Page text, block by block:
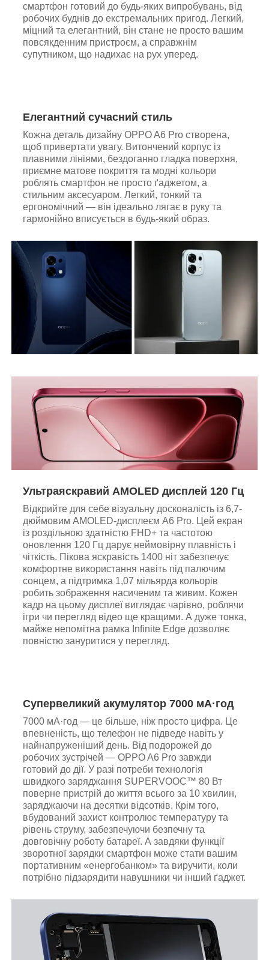
смартфон готовий до будь-яких випробувань, від
робочих буднів до екстремальних пригод. Легкий,
міцний та елегантний, він стане не просто вашим
повсякденним пристроєм, а справжнім
супутником, що надихає на рух уперед.
Елегантний сучасний стиль
Кожна деталь дизайну OPPO A6 Pro створена,
щоб привертати увагу. Витончений корпус із
плавними лініями, бездоганно гладка поверхня,
приємне матове покриття та модні кольори
роблять смартфон не просто ґаджетом, а
стильним аксесуаром. Легкий, тонкий та
ергономічний — він ідеально лягає в руку та
гармонійно вписується в будь-який образ.
Ультраяскравий AMOLED дисплей 120 Гц
Відкрийте для себе візуальну досконалість із 6,7-
дюймовим AMOLED-дисплеєм A6 Pro. Цей екран
із роздільною здатністю FHD+ та частотою
оновлення 120 Гц дарує неймовірну плавність і
чіткість. Пікова яскравість 1400 ніт забезпечує
комфортне використання навіть під палючим
сонцем, а підтримка 1,07 мільярда кольорів
робить зображення насиченим та живим. Кожен
кадр на цьому дисплеї виглядає чарівно, роблячи
ігри чи перегляд відео ще кращими. А дуже тонка,
майже непомітна рамка Infinite Edge дозволяє
повністю зануритися у перегляд.
Супервеликий акумулятор 7000 мА·год
7000 мА·год — це більше, ніж просто цифра. Це
впевненість, що телефон не підведе навіть у
найнапруженіший день. Від подорожей до
робочих зустрічей — OPPO A6 Pro завжди
готовий до дії. У разі потреби технологія
швидкого заряджання SUPERVOOC™ 80 Вт
поверне пристрій до життя всього за 10 хвилин,
заряджаючи на десятки відсотків. Крім того,
вбудований захист контролює температуру та
рівень струму, забезпечуючи безпечну та
довговічну роботу батареї. А завдяки функції
зворотної зарядки смартфон може стати вашим
портативним «енергобанком» та виручити, коли
потрібно підзарядити навушники чи інший ґаджет.